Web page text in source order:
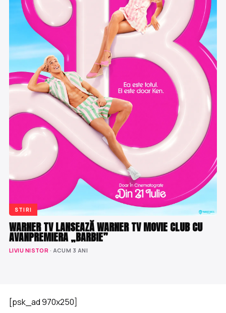
STIRI
WARNER TV LANSEAZĂ WARNER TV MOVIE CLUB CU
AVANPREMIERA „BARBIE”
LIVIU NISTOR · ACUM 3 ANI
[psk_ad 970x250]